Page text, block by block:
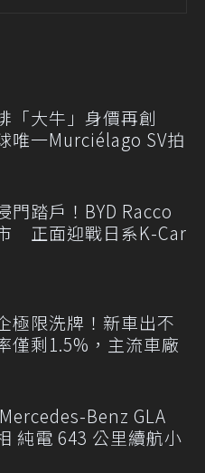
「大牛」身價再創
唯一Murciélago SV拍
門踏戶！BYD Racco
正面迎戰日系K-Car
極限洗牌！新車出不
僅剩1.5%，主流車廠
Benz GLA
純電 643 公里續航小